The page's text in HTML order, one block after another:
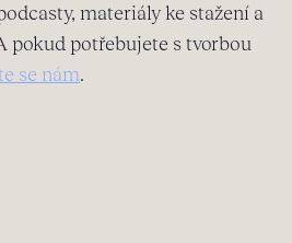
materiály ke stažení a
pokud potřebujete s tvorbou
se nám.